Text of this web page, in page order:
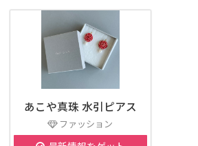
あこや真珠 水引ピアス
ファッション